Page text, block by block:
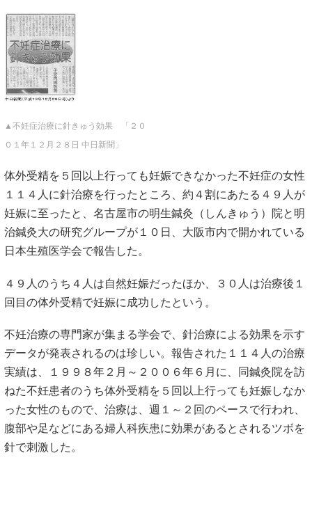
▲不妊症治療に針きゅう効果 「２０
０１年１２月２８日 中日新聞」
体外受精を５回以上行っても妊娠できなかった不妊症の女性
１１４人に針治療を行ったところ、約４割にあたる４９人が
妊娠に至ったと、名古屋市の明生鍼灸（しんきゅう）院と明
治鍼灸大の研究グループが１０日、大阪市内で開かれている
日本生殖医学会で報告した。
４９人のうち４人は自然妊娠だったほか、３０人は治療後１
回目の体外受精で妊娠に成功したという。
不妊治療の専門家が集まる学会で、針治療による効果を示す
データが発表されるのは珍しい。報告された１１４人の治療
実績は、１９９８年２月～２００６年６月に、同鍼灸院を訪
ねた不妊患者のうち体外受精を５回以上行っても妊娠しなか
った女性のもので、治療は、週１～２回のペースで行われ、
腹部や足などにある婦人科疾患に効果があるとされるツボを
針で刺激した。